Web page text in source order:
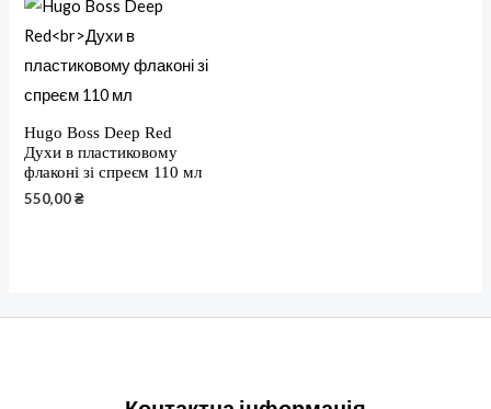
Hugo Boss Deep Red
Духи в пластиковому
флаконі зі спреєм 110 мл
550,00₴